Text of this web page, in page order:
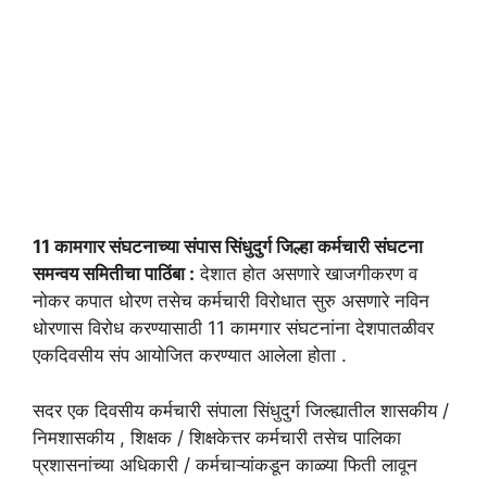
11 कामगार संघटनाच्या संपास सिंधुदुर्ग जिल्हा कर्मचारी संघटना
समन्वय समितीचा पाठिंबा : देशात होत असणारे खाजगीकरण व
नोकर कपात धोरण तसेच कर्मचारी विरोधात सुरु असणारे नविन
धोरणास विरोध करण्यासाठी 11 कामगार संघटनांना देशपातळीवर
एकदिवसीय संप आयोजित करण्यात आलेला होता .
सदर एक दिवसीय कर्मचारी संपाला सिंधुदुर्ग जिल्ह्यातील शासकीय /
निमशासकीय , शिक्षक / शिक्षकेत्तर कर्मचारी तसेच पालिका
प्रशासनांच्या अधिकारी / कर्मचाऱ्यांकडून काळ्या फिती लावून